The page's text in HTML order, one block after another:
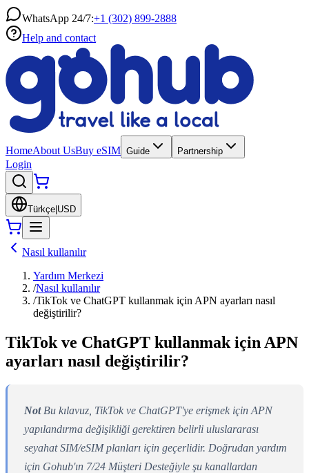
WhatsApp 24/7:+1 (302) 899-2888
Help and contact
HomeAbout UsBuy eSIM Guide Partnership
Login
Türkçe USD
Nasıl kullanılır
Yardım Merkezi
/Nasıl kullanılır
/TikTok ve ChatGPT kullanmak için APN ayarları nasıl
değiştirilir?
TikTok ve ChatGPT kullanmak için APN
ayarları nasıl değiştirilir?
NotBu kılavuz, TikTok ve ChatGPT'ye erişmek için APN
yapılandırma değişikliği gerektiren belirli uluslararası
seyahat SIM/eSIM planları için geçerlidir. Doğrudan yardım
için Gohub'ın 7/24 Müşteri Desteğiyle şu kanallardan